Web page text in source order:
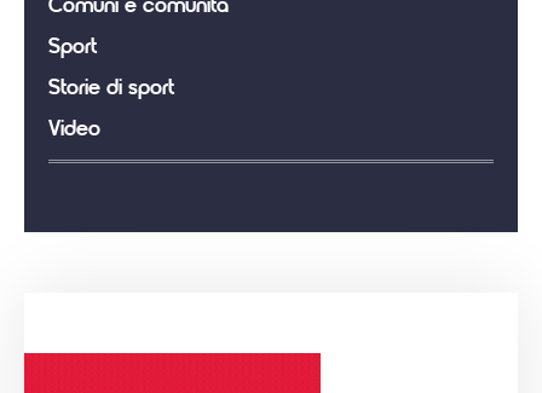
Comuni e comunità
Sport
Storie di sport
Video